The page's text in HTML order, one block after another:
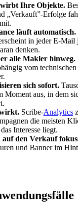
Ihre Objekte.
„Verkauft”-Erfolge
läuft automatisch.
in jeder E-
denken.
alle Makler hinweg.
vom
sich sofort.
Moment aus, in dem
wirkt. Scribe-Analytics
die meisten
Interesse liegt.
den Verkauf
und Banner im